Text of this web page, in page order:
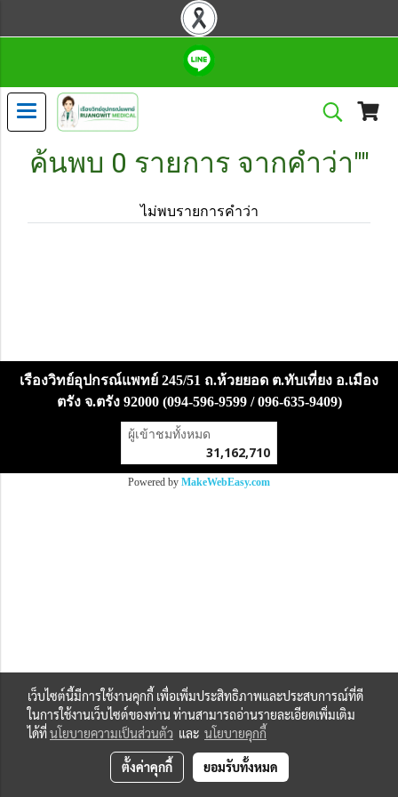
ค้นพบ 0 รายการ จากคำว่า""
ไม่พบรายการคำว่า
เรืองวิทย์อุปกรณ์แพทย์ 245/51 ถ.ห้วยยอด ต.ทับเที่ยง อ.เมือง
ตรัง จ.ตรัง 92000 (094-596-9599 / 096-635-9409)
ผู้เข้าชมทั้งหมด
31,162,710
Powered by MakeWebEasy.com
เว็บไซต์นี้มีการใช้งานคุกกี้ เพื่อเพิ่มประสิทธิภาพและประสบการณ์ที่ดี
ในการใช้งานเว็บไซต์ของท่าน ท่านสามารถอ่านรายละเอียดเพิ่มเติม
ได้ที่นโยบายความเป็นส่วนตัว และ นโยบายคุกกี้
ตั้งค่าคุกกี้ ยอมรับทั้งหมด